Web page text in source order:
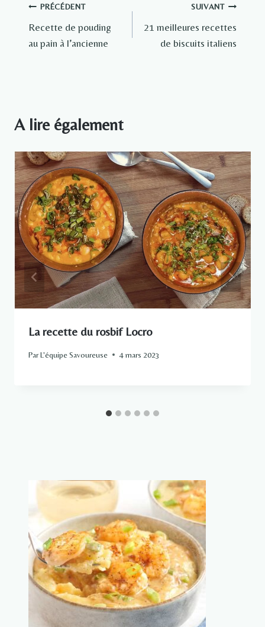
Navigation
de
PRÉCÉDENT
Recette de pouding
au pain à l’ancienne
SUIVANT
21 meilleures recettes
de biscuits italiens
A lire également
La recette du rosbif Locro
ParL'équipe Savoureuse 4 mars 2023